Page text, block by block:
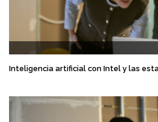
Inteligencia artificial con Intel y las